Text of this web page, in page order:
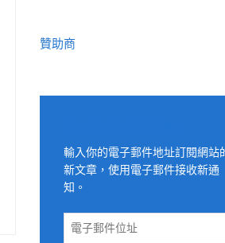
贊助商
輸入你的電子郵件地址訂閱網站
新文章，使用電子郵件接收新通
知。
電